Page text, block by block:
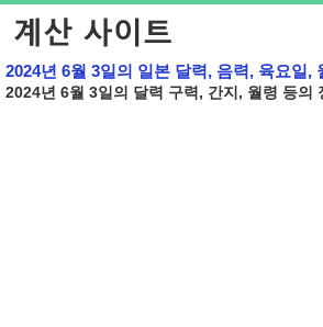
2024년 6월 3일의 일본 달력, 음력, 육요일,
2024년 6월 3일의 달력 구력, 간지, 월령 등의